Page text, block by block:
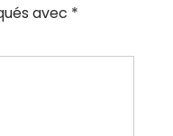
avec *